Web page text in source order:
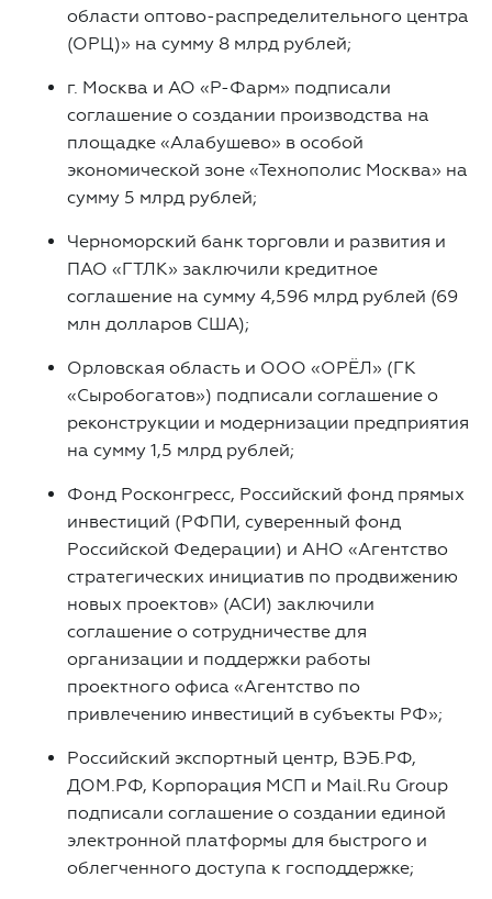
области оптово-распределительного центра
(ОРЦ)» на сумму 8 млрд рублей;
г. Москва и АО «Р-Фарм» подписали
соглашение о создании производства на
площадке «Алабушево» в особой
экономической зоне «Технополис Москва» на
сумму 5 млрд рублей;
Черноморский банк торговли и развития и
ПАО «ГТЛК» заключили кредитное
соглашение на сумму 4,596 млрд рублей (69
млн долларов США);
Орловская область и ООО «ОРЁЛ» (ГК
«Сыробогатов») подписали соглашение о
реконструкции и модернизации предприятия
на сумму 1,5 млрд рублей;
Фонд Росконгресс, Российский фонд прямых
инвестиций (РФПИ, суверенный фонд
Российской Федерации) и АНО «Агентство
стратегических инициатив по продвижению
новых проектов» (АСИ) заключили
соглашение о сотрудничестве для
организации и поддержки работы
проектного офиса «Агентство по
привлечению инвестиций в субъекты РФ»;
Российский экспортный центр, ВЭБ.РФ,
ДОМ.РФ, Корпорация МСП и Mail.Ru Group
подписали соглашение о создании единой
электронной платформы для быстрого и
облегченного доступа к господдержке;